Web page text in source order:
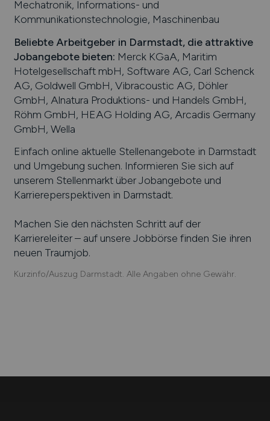
Mechatronik, Informations- und
Kommunikationstechnologie, Maschinenbau
Beliebte Arbeitgeber in Darmstadt, die attraktive
Jobangebote bieten: Merck KGaA, Maritim
Hotelgesellschaft mbH, Software AG, Carl Schenck
AG, Goldwell GmbH, Vibracoustic AG, Döhler
GmbH, Alnatura Produktions- und Handels GmbH,
Röhm GmbH, HEAG Holding AG, Arcadis Germany
GmbH, Wella
Einfach online aktuelle Stellenangebote in Darmstadt
und Umgebung suchen. Informieren Sie sich auf
unserem Stellenmarkt über Jobangebote und
Karriereperspektiven in Darmstadt.
Machen Sie den nächsten Schritt auf der
Karriereleiter – auf unsere Jobbörse finden Sie ihren
neuen Traumjob.
Kurzinfo/Auszug Darmstadt. Alle Angaben ohne Gewähr.